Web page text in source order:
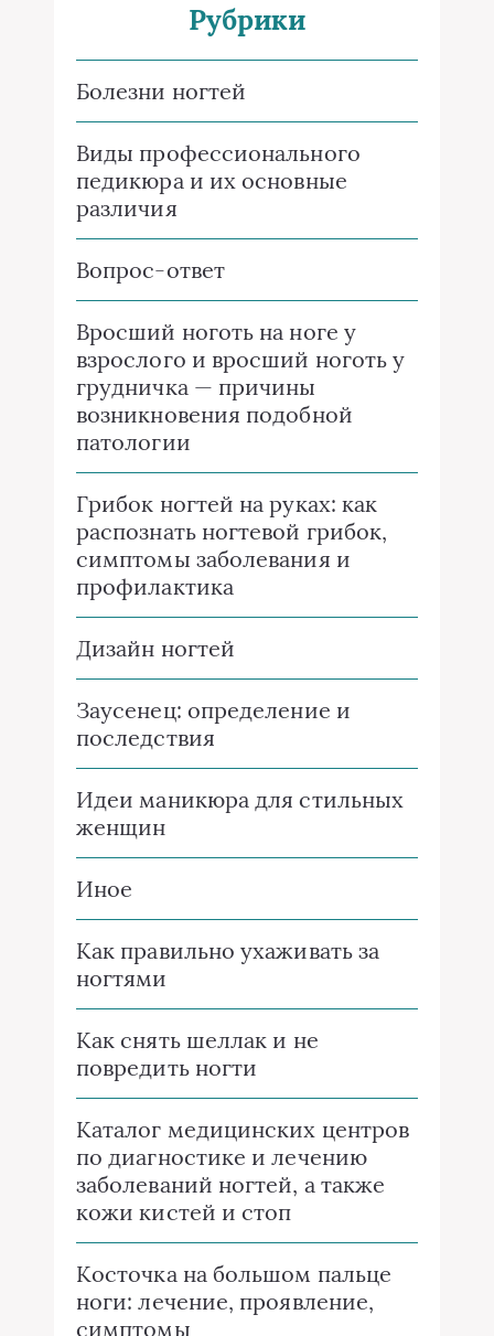
Рубрики
Болезни ногтей
Виды профессионального
педикюра и их основные
различия
Вопрос-ответ
Вросший ноготь на ноге у
взрослого и вросший ноготь у
грудничка — причины
возникновения подобной
патологии
Грибок ногтей на руках: как
распознать ногтевой грибок,
симптомы заболевания и
профилактика
Дизайн ногтей
Заусенец: определение и
последствия
Идеи маникюра для стильных
женщин
Иное
Как правильно ухаживать за
ногтями
Как снять шеллак и не
повредить ногти
Каталог медицинских центров
по диагностике и лечению
заболеваний ногтей, а также
кожи кистей и стоп
Косточка на большом пальце
ноги: лечение, проявление,
симптомы